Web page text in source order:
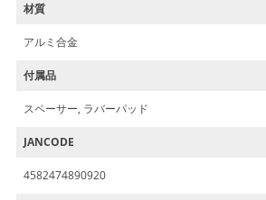
材質
アルミ合金
付属品
スペーサー, ラバーパッド
JANCODE
4582474890920